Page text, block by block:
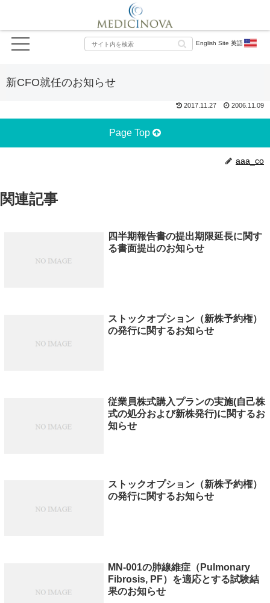
English Site 英語
新CFO就任のお知らせ
2017.11.27 2006.11.09
Page Top
aaa_co
関連記事
四半期報告書の提出期限延長に関す
る書面提出のお知らせ
ストックオプション（新株予約権）
の発行に関するお知らせ
従業員株式購入プランの実施(自己株
式の処分および新株発行)に関するお
知らせ
ストックオプション（新株予約権）
の発行に関するお知らせ
MN-001の肺線維症（Pulmonary
Fibrosis, PF）を適応とする試験結
果のお知らせ